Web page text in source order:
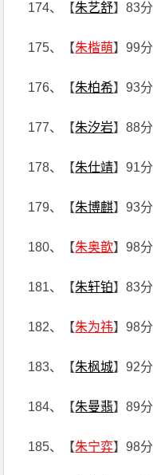
174、【朱艺舒】83分
175、【朱楷萌】99分
176、【朱柏希】93分
177、【朱汐岩】88分
178、【朱仕靖】91分
179、【朱博麒】93分
180、【朱奥歆】98分
181、【朱轩铂】83分
182、【朱为祎】98分
183、【朱枫城】92分
184、【朱曼翡】89分
185、【朱宁弈】98分